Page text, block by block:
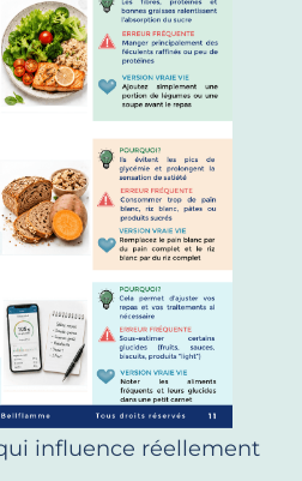
influence réellement